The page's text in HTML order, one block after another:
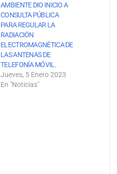
AMBIENTE DIO INICIO A
CONSULTA PÚBLICA
PARA REGULAR LA
RADIACIÓN
ELECTROMAGNÉTICA DE
LAS ANTENAS DE
TELEFONÍA MÓVIL.
Jueves, 5 Enero 2023
En "Noticias"